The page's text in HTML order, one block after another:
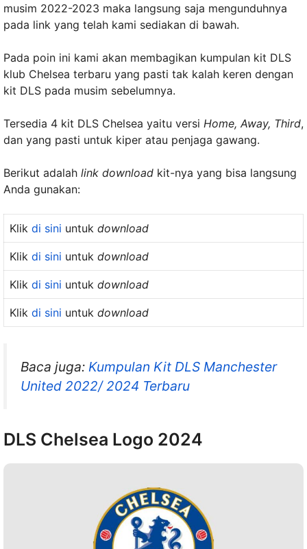
musim 2022-2023 maka langsung saja mengunduhnya
pada link yang telah kami sediakan di bawah.
Pada poin ini kami akan membagikan kumpulan kit DLS
klub Chelsea terbaru yang pasti tak kalah keren dengan
kit DLS pada musim sebelumnya.
Tersedia 4 kit DLS Chelsea yaitu versi Home, Away, Third,
dan yang pasti untuk kiper atau penjaga gawang.
Berikut adalah link download kit-nya yang bisa langsung
Anda gunakan:
Klik di sini untuk download
Klik di sini untuk download
Klik di sini untuk download
Klik di sini untuk download
Baca juga: Kumpulan Kit DLS Manchester
United 2022/ 2024 Terbaru
DLS Chelsea Logo 2024